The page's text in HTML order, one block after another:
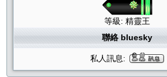
等級: 精靈王
聯絡 bluesky
私人訊息: